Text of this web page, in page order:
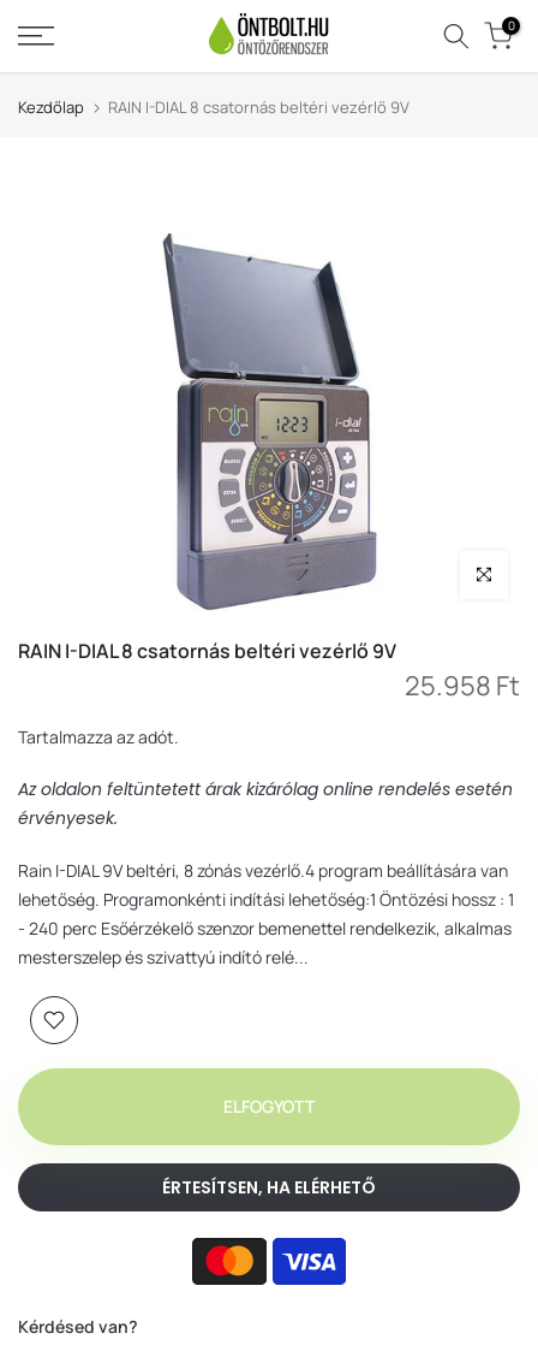
Ugrás
a
tartalomra
0
Kezdőlap RAIN I-DIAL 8 csatornás beltéri vezérlő 9V
Nagyítás
RAIN I-DIAL 8 csatornás beltéri vezérlő 9V
25.958 Ft
Tartalmazza az adót.
Az oldalon feltüntetett árak kizárólag online rendelés esetén
érvényesek.
Rain I-DIAL 9V beltéri, 8 zónás vezérlő.4 program beállítására van
lehetőség. Programonkénti indítási lehetőség:1 Öntözési hossz : 1
- 240 perc Esőérzékelő szenzor bemenettel rendelkezik, alkalmas
mesterszelep és szivattyú indító relé...
ELFOGYOTT
ÉRTESÍTSEN, HA ELÉRHETŐ
Kérdésed van?